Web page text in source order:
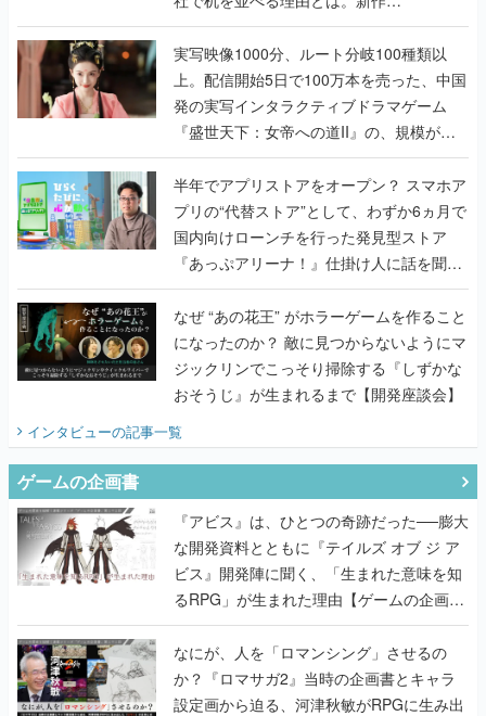
『TATSUJIN EXTREME』で初タッグを組
んだレジェンド2人に訊く開発秘話
実写映像1000分、ルート分岐100種類以
上。配信開始5日で100万本を売った、中国
発の実写インタラクティブドラマゲーム
『盛世天下：女帝への道II』の、規模が違
うこだわりをプロデューサーに聞いた
半年でアプリストアをオープン？ スマホア
プリの“代替ストア”として、わずか6ヵ月で
国内向けローンチを行った発見型ストア
『あっぷアリーナ！』仕掛け人に話を聞い
てみた
なぜ “あの花王” がホラーゲームを作ること
になったのか？ 敵に見つからないようにマ
ジックリンでこっそり掃除する『しずかな
おそうじ』が生まれるまで【開発座談会】
インタビューの記事一覧
ゲームの企画書
『アビス』は、ひとつの奇跡だった──膨大
な開発資料とともに『テイルズ オブ ジ ア
ビス』開発陣に聞く、「生まれた意味を知
るRPG」が生まれた理由【ゲームの企画
書】
なにが、人を「ロマンシング」させるの
か？『ロマサガ2』当時の企画書とキャラ
設定画から迫る、河津秋敏がRPGに生み出